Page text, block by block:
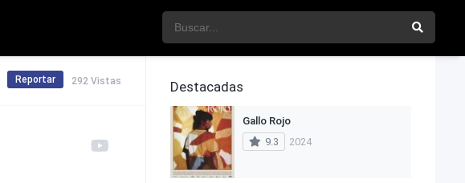
292 Vistas
Reportar Destacadas
Gallo Rojo
9.3
2024